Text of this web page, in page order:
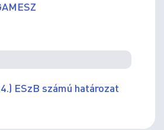
ESzB számú határozat